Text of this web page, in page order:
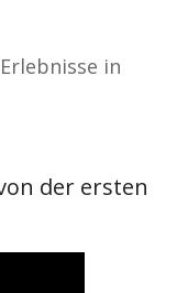
in
der ersten